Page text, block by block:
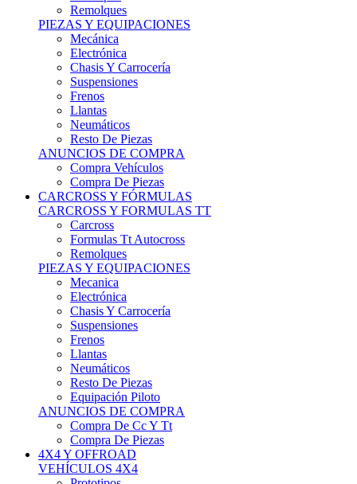
PIEZAS Y EQUIPACIONES
Mecánica
Electrónica
Chasis Y Carrocería
Suspensiones
Frenos
Llantas
Neumáticos
Resto De Piezas
ANUNCIOS DE COMPRA
Compra Vehículos
Compra De Piezas
CARCROSS Y FÓRMULAS
CARCROSS Y FORMULAS TT
Carcross
Formulas Tt Autocross
Remolques
PIEZAS Y EQUIPACIONES
Mecanica
Electrónica
Chasis Y Carrocería
Suspensiones
Frenos
Llantas
Neumáticos
Resto De Piezas
Equipación Piloto
ANUNCIOS DE COMPRA
Compra De Cc Y Tt
Compra De Piezas
4X4 Y OFFROAD
VEHÍCULOS 4X4
Prototipos
Venta De Side By Side